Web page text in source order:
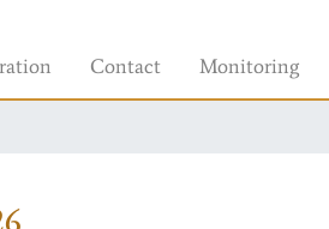
Contact Monitoring